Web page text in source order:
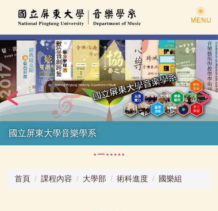
要
內
容
區
國立屏東大學音樂學系
首頁 課程內容 大學部 術科進度 國樂組